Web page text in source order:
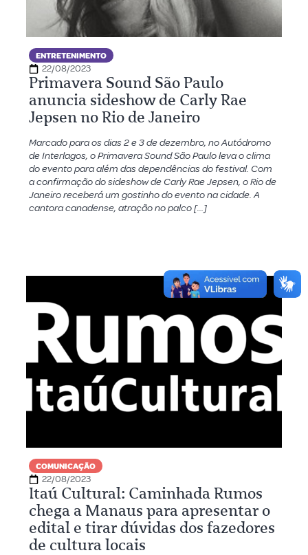
ENTRETENIMENTO
22/08/2023
Primavera Sound São Paulo
anuncia sideshow de Carly Rae
Jepsen no Rio de Janeiro
Marcado para os dias 2 e 3 de dezembro, no Autódromo
de Interlagos, o Primavera Sound São Paulo leva o clima
do evento para além das dependências do festival. Com
a confirmação do sideshow de Carly Rae Jepsen, o Rio de
Janeiro receberá um gostinho do evento na cidade. A
cantora canadense, atração no palco […]
COMUNICAÇÃO
22/08/2023
Itaú Cultural: Caminhada Rumos
chega a Manaus para apresentar o
edital e tirar dúvidas dos fazedores
de cultura locais